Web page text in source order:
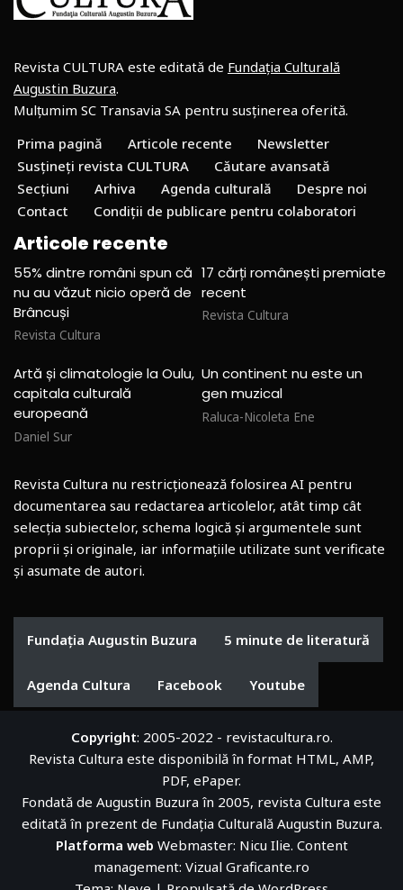
Revista CULTURA este editată de Fundația Culturală
Augustin Buzura.
Mulțumim SC Transavia SA pentru susținerea oferită.
Prima pagină
Articole recente
Newsletter
Susțineți revista CULTURA
Căutare avansată
Secțiuni
Arhiva Agenda culturală
Despre noi
Contact
Condiții de publicare pentru colaboratori
Articole recente
55% dintre români spun că
nu au văzut nicio operă de
Brâncuși
Revista Cultura
17 cărți românești premiate
recent
Revista Cultura
Artă și climatologie la Oulu,
capitala culturală
europeană
Daniel Sur
Un continent nu este un
gen muzical
Raluca-Nicoleta Ene
Revista Cultura nu restricționează folosirea AI pentru
documentarea sau redactarea articolelor, atât timp cât
selecția subiectelor, schema logică și argumentele sunt
proprii și originale, iar informațiile utilizate sunt verificate
și asumate de autori.
Fundația Augustin Buzura 5 minute de literatură
Agenda Cultura Facebook Youtube
Copyright: 2005-2022 - revistacultura.ro.
Revista Cultura este disponibilă în format HTML, AMP,
PDF, ePaper.
Fondată de Augustin Buzura în 2005, revista Cultura este
editată în prezent de Fundația Culturală Augustin Buzura.
Platforma web Webmaster: Nicu Ilie. Content
management: Vizual Graficante.ro